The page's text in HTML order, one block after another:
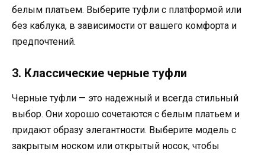
белым платьем. Выберите туфли с платформой или
без каблука, в зависимости от вашего комфорта и
предпочтений.
3. Классические черные туфли
Черные туфли — это надежный и всегда стильный
выбор. Они хорошо сочетаются с белым платьем и
придают образу элегантности. Выберите модель с
закрытым носком или открытый носок, чтобы